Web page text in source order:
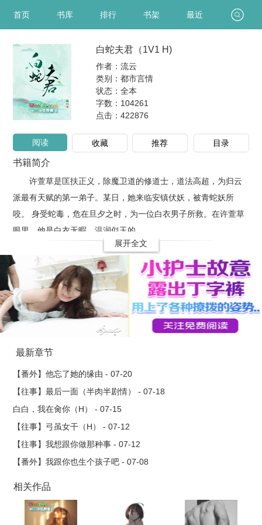
首页 书库 排行 书架 最近
白蛇夫君（1V1 H)
作者：流云
类别：都市言情
状态：全本
字数：104261
点击： 422876
阅读 收藏 推荐 目录
书籍简介
许萱草是匡扶正义，除魔卫道的修道士，道法高超，为归云
派最有天赋的第一弟子。某日，她来临安镇伏妖，被青蛇妖所
咬。 身受蛇毒，危在旦夕之时，为一位白衣男子所救。在许萱草
眼里，他是白衣无暇，温润似玉的..
展开全文
最新章节
【番外】他忘了她的缘由 - 07-20
【往事】最后一面（半肉半剧情） - 07-18
白白，我在肏你（H） - 07-15
【往事】弓虽女干（H） - 07-12
【往事】我想跟你做那种事 - 07-12
【番外】我跟你也生个孩子吧 - 07-08
相关作品